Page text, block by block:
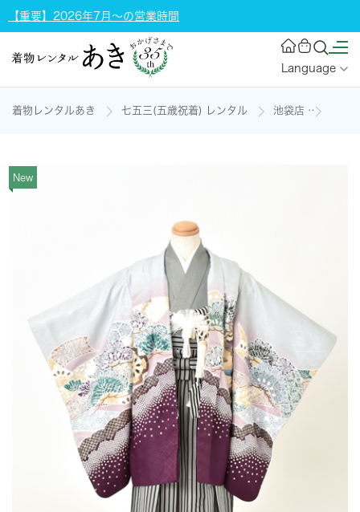
【重要】2026年7月～の営業時間
Language
着物レンタルあき 七五三(五歳祝着) レンタル 池袋店
New